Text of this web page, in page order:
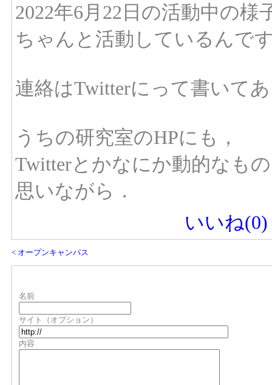
2022年6月22日の活動中の
ちゃんと活動しているんで
連絡はTwitterにって書いて
うちの研究室のHPにも，
Twitterとかなにか動的なも
思いながら．
いいね(0)
< オープンキャンパス
名前
サイト（オプション）
内容